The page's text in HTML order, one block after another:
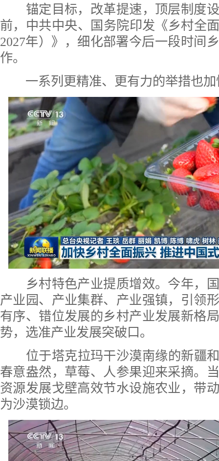
锚定目标，改革提速，顶层制度设
前，中共中央、国务院印发《乡村全
2027年）》，细化部署今后一段时间
作。
一系列更精准、更有力的举措也加
乡村特色产业提质增效。今年，国
产业园、产业集群、产业强镇，引领
有序、错位发展的乡村产业发展新格
势，选准产业发展突破口。
位于塔克拉玛干沙漠南缘的新疆和
春意盎然，草莓、人参果迎来采摘。
资源发展戈壁高效节水设施农业，带
为沙漠锁边。